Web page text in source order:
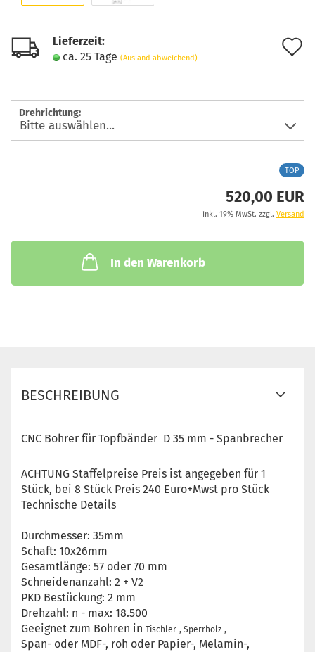
Lieferzeit:
ca. 25 Tage (Ausland abweichend)
Drehrichtung:
TOP
520,00 EUR
inkl. 19% MwSt. zzgl. Versand
In den Warenkorb
BESCHREIBUNG
CNC Bohrer für Topfbänder D 35 mm - Spanbrecher
ACHTUNG Staffelpreise Preis ist angegeben für 1
Stück, bei 8 Stück Preis 240 Euro+Mwst pro Stück
Technische Details
Durchmesser: 35mm
Schaft: 10x26mm
Gesamtlänge: 57 oder 70 mm
Schneidenanzahl: 2 + V2
PKD Bestückung: 2 mm
Drehzahl: n - max: 18.500
Geeignet zum Bohren in Tischler-, Sperrholz-,
Span- oder MDF-, roh oder Papier-, Melamin-,